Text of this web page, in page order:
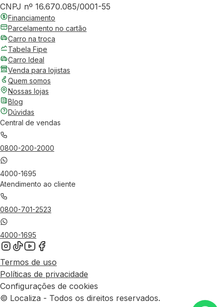
CNPJ nº 16.670.085/0001-55
Financiamento
Parcelamento no cartão
Carro na troca
Tabela Fipe
Carro Ideal
Venda para lojistas
Quem somos
Nossas lojas
Blog
Dúvidas
Central de vendas
0800-200-2000
4000-1695
Atendimento ao cliente
0800-701-2523
4000-1695
Termos de uso
Políticas de privacidade
Configurações de cookies
© Localiza - Todos os direitos reservados.